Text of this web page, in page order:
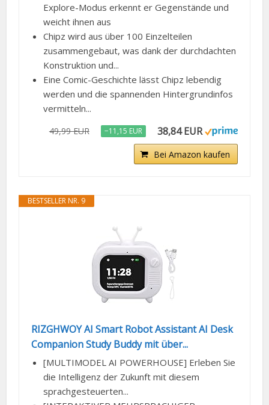
Explore-Modus erkennt er Gegenstände und
weicht ihnen aus
Chipz wird aus über 100 Einzelteilen
zusammengebaut, was dank der durchdachten
Konstruktion und...
Eine Comic-Geschichte lässt Chipz lebendig
werden und die spannenden Hintergrundinfos
vermitteln...
49,99 EUR −11,15 EUR 38,84 EUR
Bei Amazon kaufen
BESTSELLER NR. 9
RIZGHWOY AI Smart Robot Assistant AI Desk
Companion Study Buddy mit über...
[MULTIMODEL AI POWERHOUSE] Erleben Sie
die Intelligenz der Zukunft mit diesem
sprachgesteuerten...